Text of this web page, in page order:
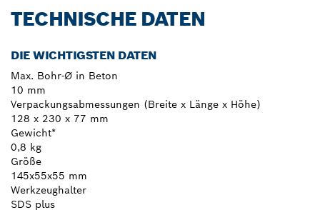
TECHNISCHE DATEN
DIE WICHTIGSTEN DATEN
Max. Bohr-Ø in Beton
10 mm
Verpackungsabmessungen (Breite x Länge x Höhe)
128 x 230 x 77 mm
Gewicht*
0,8 kg
Größe
145x55x55 mm
Werkzeughalter
SDS plus